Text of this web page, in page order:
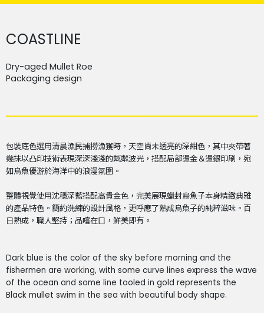
COASTLINE
Dry-aged Mullet Roe
Packaging design
包裝底色選用清晨漁民捕撈漁獲時，天空尚未透亮的深紺色，其中夾帶著
幾抹以凸印技術表現深深淺淺的粼粼波光，搭配局部燙金＆燙銀印刷，宛
如烏魚優游於海洋中的浪漫氛圍。
整體視覺使用沈穩深藍搭配高貴金色，完美展現蠟封烏魚子本身精緻典雅
的產品特色。簡約洗練的設計風格，更呼應了熟成烏魚子的純粹滋味。百
日熟成，職人堅持；品嚐在口，鮮美即有。
Dark blue is the color of the sky before morning and the
fishermen are working, with some curve lines express the wave
of the ocean and some line tooled in gold represents the
Black mullet swim in the sea with beautiful body shape.